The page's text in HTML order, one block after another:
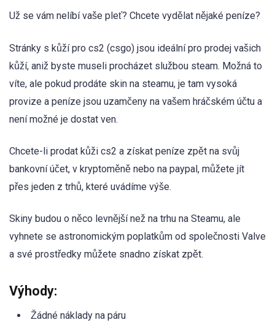
Už se vám nelíbí vaše pleť? Chcete vydělat nějaké peníze?
Stránky s kůží pro cs2 (csgo) jsou ideální pro prodej vašich
kůží, aniž byste museli procházet službou steam. Možná to
víte, ale pokud prodáte skin na steamu, je tam vysoká
provize a peníze jsou uzamčeny na vašem hráčském účtu a
není možné je dostat ven.
Chcete-li prodat kůži cs2 a získat peníze zpět na svůj
bankovní účet, v kryptoměně nebo na paypal, můžete jít
přes jeden z trhů, které uvádíme výše.
Skiny budou o něco levnější než na trhu na Steamu, ale
vyhnete se astronomickým poplatkům od společnosti Valve
a své prostředky můžete snadno získat zpět.
Výhody:
Žádné náklady na páru